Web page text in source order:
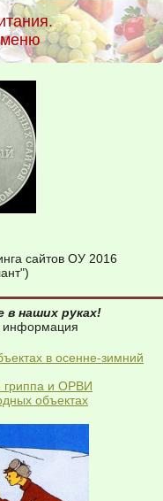
сайтов ОУ 2016
в наших руках!
информация
в осенне-зимний
гриппа и ОРВИ
объектах